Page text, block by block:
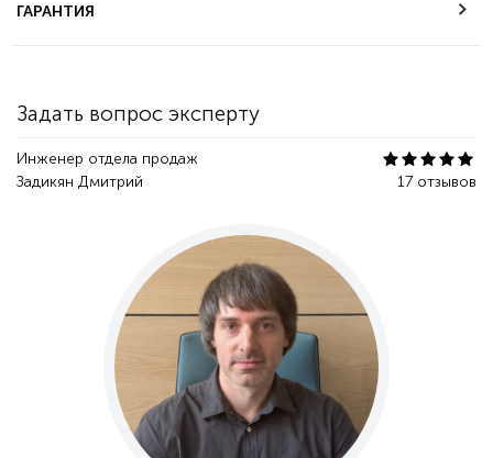
Задать вопрос эксперту
Инженер отдела продаж
Задикян Дмитрий
17 отзывов
ГАРАНТИЯ